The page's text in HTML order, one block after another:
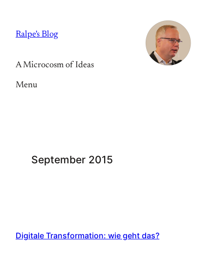
content
Ralpe's Blog
A Microcosm of Ideas
Menu
September 2015
Digitale Transformation: wie geht das?